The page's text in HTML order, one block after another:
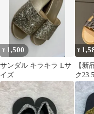
¥ 1,500
サンダル キラキラ Lサ
イズ
¥
【新
ク
ダル
ム